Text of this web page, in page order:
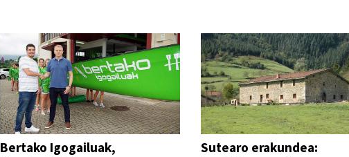
Bertako Igogailuak,
Sutearo erakundea: